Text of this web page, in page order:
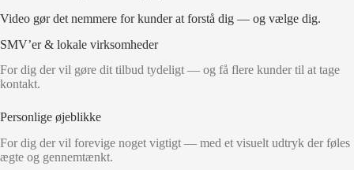
Video gør det nemmere for kunder at forstå dig — og vælge dig.
SMV’er & lokale virksomheder
For dig der vil gøre dit tilbud tydeligt — og få flere kunder til at tage
kontakt.
Personlige øjeblikke
For dig der vil forevige noget vigtigt — med et visuelt udtryk der føles
ægte og gennemtænkt.